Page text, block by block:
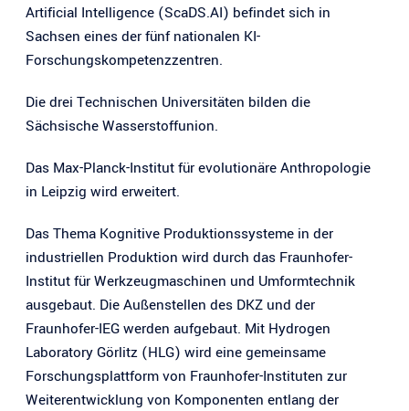
Artificial Intelligence (ScaDS.AI) befindet sich in
Sachsen eines der fünf nationalen KI-
Forschungskompetenzzentren.
Die drei Technischen Universitäten bilden die
Sächsische Wasserstoffunion.
Das Max-Planck-Institut für evolutionäre Anthropologie
in Leipzig wird erweitert.
Das Thema Kognitive Produktionssysteme in der
industriellen Produktion wird durch das Fraunhofer-
Institut für Werkzeugmaschinen und Umformtechnik
ausgebaut. Die Außenstellen des DKZ und der
Fraunhofer-IEG werden aufgebaut. Mit Hydrogen
Laboratory Görlitz (HLG) wird eine gemeinsame
Forschungsplattform von Fraunhofer-Instituten zur
Weiterentwicklung von Komponenten entlang der